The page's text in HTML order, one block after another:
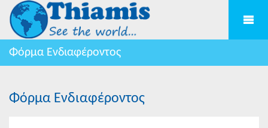
Φόρμα Ενδιαφέροντος
Φόρμα Ενδιαφέροντος